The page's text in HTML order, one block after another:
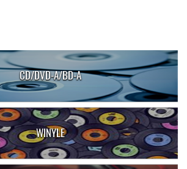
CD/DVD-A/BD-A
WINYLE